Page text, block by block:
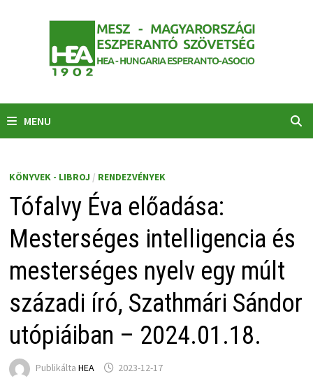
MENU
KÖNYVEK - LIBROJ / RENDEZVÉNYEK
Tófalvy Éva előadása:
Mesterséges intelligencia és
mesterséges nyelv egy múlt
századi író, Szathmári Sándor
utópiáiban – 2024.01.18.
Publikálta HEA 2023-12-17